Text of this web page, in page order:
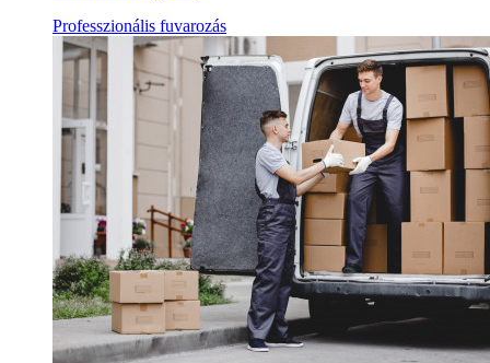
Professzionális fuvarozás